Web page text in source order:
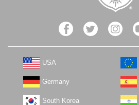
USA
Germany
South Korea